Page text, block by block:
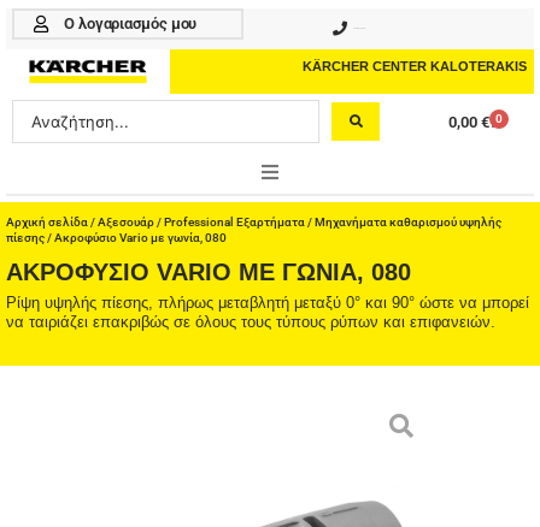
Μετάβαση
περιεχόμενο
Ο λογαριασμός μου
KÄRCHER CENTER KALOTERAKIS
Search
...
0,00 € 0
Cart
ONLINE SHOP
HOME & GARDEN
PROFESSIONAL
Αρχική σελίδα /Αξεσουάρ/Professional Εξαρτήματα /Μηχανήματα καθαρισμού υψηλής
πίεσης/ Ακροφύσιο Vario με γωνία, 080
ΑΚΡΟΦΎΣΙΟ VARIO ΜΕ ΓΩΝΊΑ, 080
Ρίψη υψηλής πίεσης, πλήρως μεταβλητή μεταξύ 0° και 90° ώστε να μπορεί
να ταιριάζει επακριβώς σε όλους τους τύπους ρύπων και επιφανειών.